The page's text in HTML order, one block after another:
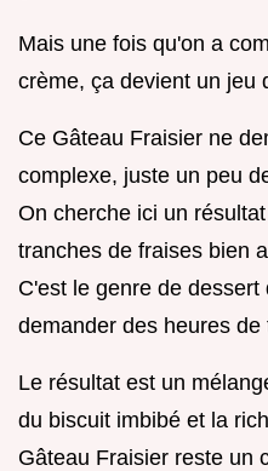
Mais une fois qu'on a
crème, ça devient un jeu
Ce Gâteau Fraisier ne
complexe, juste un peu
On cherche ici un
tranches de fraises bien
C'est le genre de
demander des heures de
Le résultat est un
du biscuit imbibé et la
Gâteau Fraisier reste un